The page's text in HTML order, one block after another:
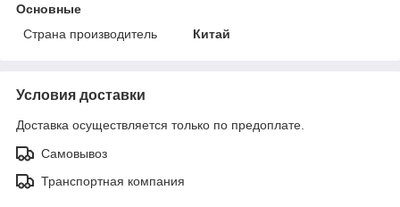
Основные
Страна производитель
Китай
Условия доставки
Доставка осуществляется только по предоплате.
Самовывоз
Транспортная компания